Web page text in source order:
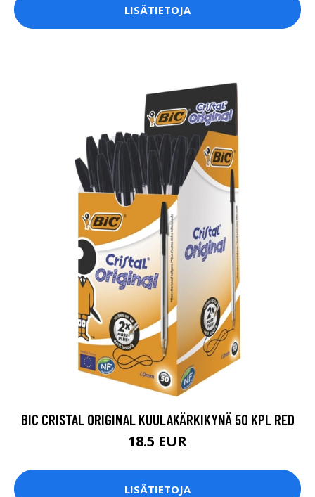
LISÄTIETOJA
BIC CRISTAL ORIGINAL KUULAKÄRKIKYNÄ 50 KPL RED
18.5 EUR
LISÄTIETOJA